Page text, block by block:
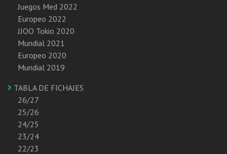
Juegos Med 2022
Europeo 2022
JJOO Tokio 2020
Mundial 2021
Europeo 2020
Mundial 2019
TABLA DE FICHAJES
26/27
25/26
24/25
23/24
22/23